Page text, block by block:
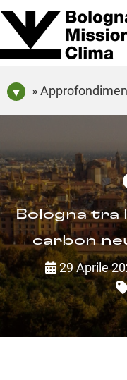
Bologna tra
carbon
29 Aprile